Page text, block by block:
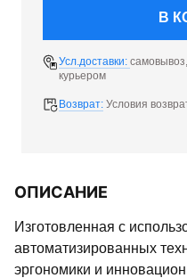
В
Усл.доставки:
курьером
Возврат: Условия
ОПИСАНИЕ
Изготовленная с
автоматизированных
эргономики и